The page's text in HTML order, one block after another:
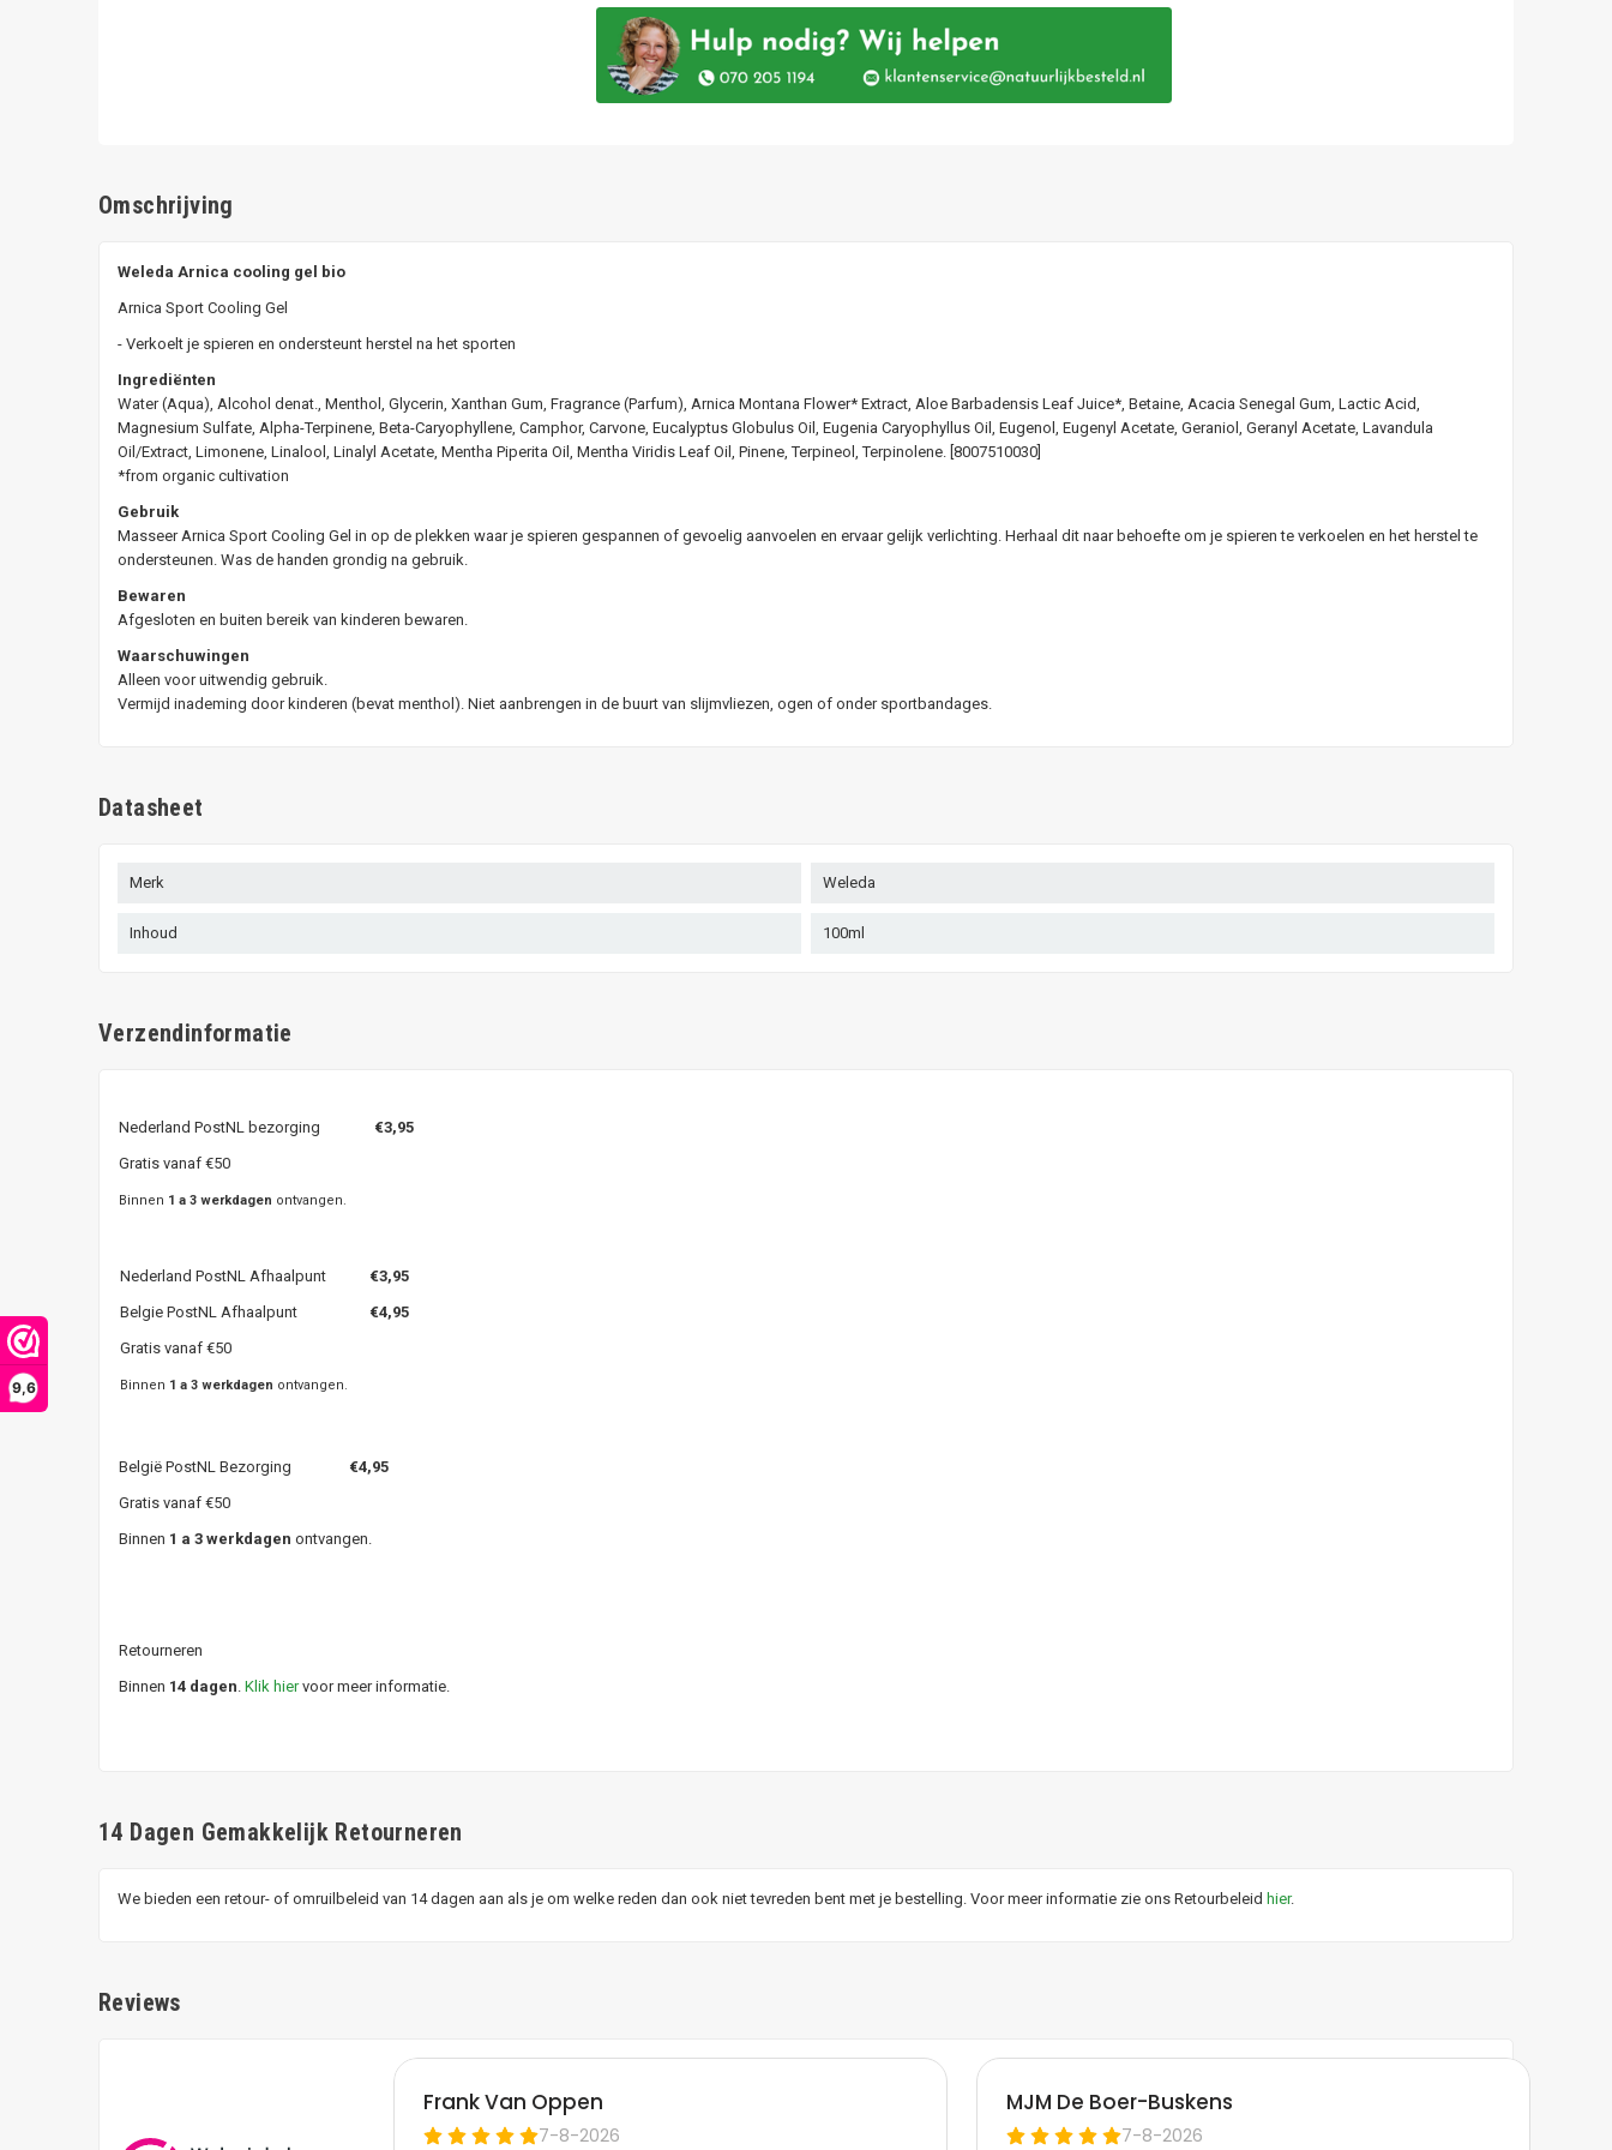
9,6
Omschrijving
Weleda Arnica cooling gel bio
Arnica Sport Cooling Gel
- Verkoelt je spieren en ondersteunt herstel na het sporten
Ingrediënten
Water (Aqua), Alcohol denat., Menthol, Glycerin, Xanthan Gum, Fragrance (Parfum), Arnica Montana Flower* Extract, Aloe Barbadensis Leaf Juice*, Betaine, Acacia Senegal Gum, Lactic Acid,
Magnesium Sulfate, Alpha-Terpinene, Beta-Caryophyllene, Camphor, Carvone, Eucalyptus Globulus Oil, Eugenia Caryophyllus Oil, Eugenol, Eugenyl Acetate, Geraniol, Geranyl Acetate, Lavandula
Oil/Extract, Limonene, Linalool, Linalyl Acetate, Mentha Piperita Oil, Mentha Viridis Leaf Oil, Pinene, Terpineol, Terpinolene. [8007510030]
*from organic cultivation
Gebruik
Masseer Arnica Sport Cooling Gel in op de plekken waar je spieren gespannen of gevoelig aanvoelen en ervaar gelijk verlichting. Herhaal dit naar behoefte om je spieren te verkoelen en het herstel te
ondersteunen. Was de handen grondig na gebruik.
Bewaren
Afgesloten en buiten bereik van kinderen bewaren.
Waarschuwingen
Alleen voor uitwendig gebruik.
Vermijd inademing door kinderen (bevat menthol). Niet aanbrengen in de buurt van slijmvliezen, ogen of onder sportbandages.
Datasheet
Merk Weleda
Inhoud 100ml
Verzendinformatie
Nederland PostNL bezorging €3,95
Gratis vanaf €50
Binnen 1 a 3 werkdagen ontvangen.
Nederland PostNL Afhaalpunt €3,95
Belgie PostNL Afhaalpunt
€4,95
Gratis vanaf €50
Binnen 1 a 3 werkdagen ontvangen.
België PostNL Bezorging €4,95
Gratis vanaf €50
Binnen 1 a 3 werkdagen ontvangen.
Retourneren
Binnen 14 dagen. Klik hiervoor meer informatie.
14 Dagen Gemakkelijk Retourneren
We bieden een retour- of omruilbeleid van 14 dagen aan als je om welke reden dan ook niet tevreden bent met je bestelling. Voor meer informatie zie ons Retourbeleid hier.
Reviews